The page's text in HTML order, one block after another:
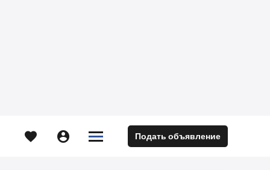
  

 Подать объявление